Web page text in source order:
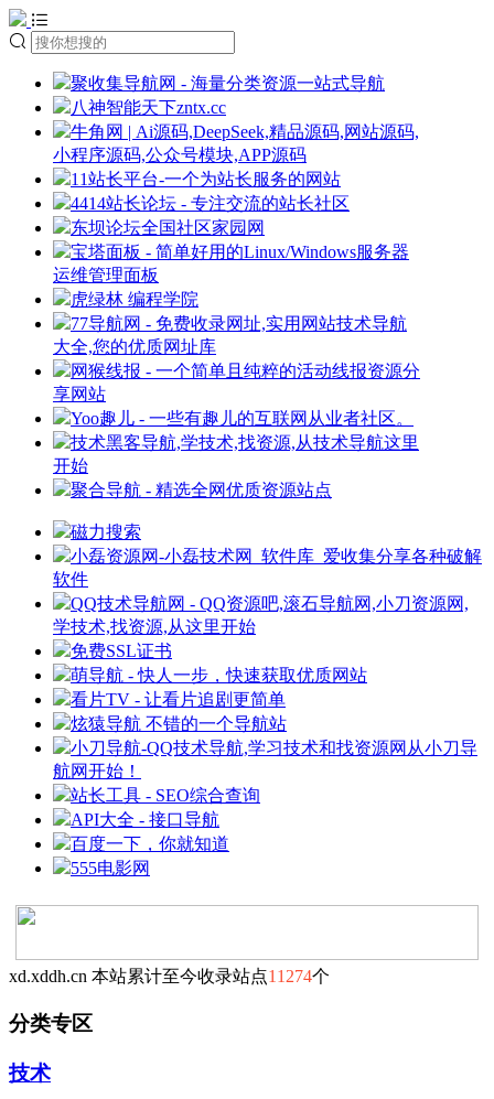
聚收集导航网 - 海量分类资源一站式导航
八神智能天下zntx.cc
牛角网 | Ai源码,DeepSeek,精品源码,网站源码,
小程序源码,公众号模块,APP源码
11站长平台-一个为站长服务的网站
4414站长论坛 - 专注交流的站长社区
东坝论坛全国社区家园网
宝塔面板 - 简单好用的Linux/Windows服务器
运维管理面板
虎绿林 编程学院
77导航网 - 免费收录网址,实用网站技术导航
大全,您的优质网址库
网猴线报 - 一个简单且纯粹的活动线报资源分
享网站
Yoo趣儿 - 一些有趣儿的互联网从业者社区。
技术黑客导航,学技术,找资源,从技术导航这里
开始
聚合导航 - 精选全网优质资源站点
磁力搜索
小磊资源网-小磊技术网_软件库_爱收集分享各种破解
软件
QQ技术导航网 - QQ资源吧,滚石导航网,小刀资源网,
学技术,找资源,从这里开始
免费SSL证书
萌导航 - 快人一步，快速获取优质网站
看片TV - 让看片追剧更简单
炫猿导航 不错的一个导航站
小刀导航-QQ技术导航,学习技术和找资源网从小刀导
航网开始！
站长工具 - SEO综合查询
API大全 - 接口导航
百度一下，你就知道
555电影网
xd.xddh.cn 本站累计至今收录站点11274个
分类专区
技术